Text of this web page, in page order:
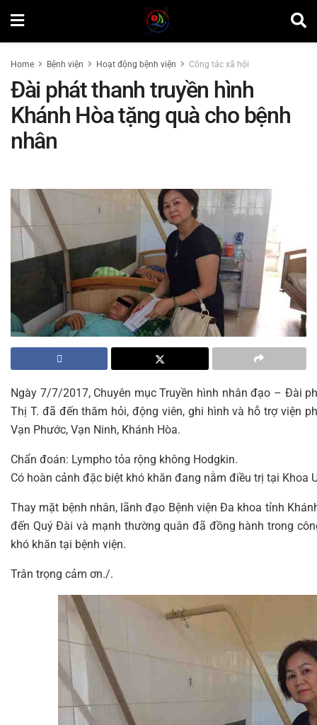
Home Bệnh viện Hoạt động bệnh viện Công tác xã hội
Đài phát thanh truyền hình
Khánh Hòa tặng quà cho bệnh
nhân
Ngày 7/7/2017, Chuyên mục Truyền hình nhân đạo – Đài
Thị T. đã đến thăm hỏi, động viên, ghi hình và hỗ trợ viện
Vạn Phước, Vạn Ninh, Khánh Hòa.
Chẩn đoán: Lympho tỏa rộng không Hodgkin.
Có hoàn cảnh đặc biệt khó khăn đang nằm điều trị tại Khoa
Thay mặt bệnh nhân, lãnh đạo Bệnh viện Đa khoa tỉnh
đến Quý Đài và mạnh thường quân đã đồng hành trong
khó khăn tại bệnh viện.
Trân trọng cảm ơn./.